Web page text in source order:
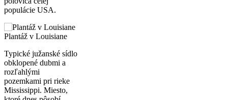
populácie USA.
Plantáž v Louisiane
Typické južanské sídlo
obklopené dubmi a
rozľahlými
pozemkami pri rieke
Mississippi. Miesto,